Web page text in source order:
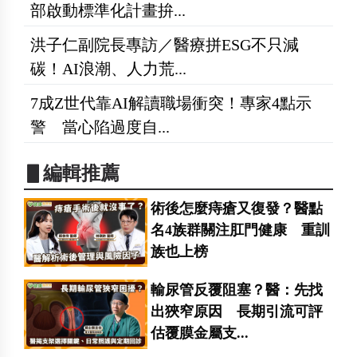
部啟動標準化計畫拚...
洪子仁副院長專訪／醫療拼ESG不只減
碳！AI浪潮、人力荒...
7成Z世代靠AI解讀職場衝突！專家4點示
警 當心陷過度自...
▋編輯推薦
術後怎麼痔瘡又復發？醫點
名4族群關注肛門健康 重訓
族也上榜
輸尿管反覆阻塞？醫：先找
出狹窄原因 長期引流可評
估覆膜金屬支...